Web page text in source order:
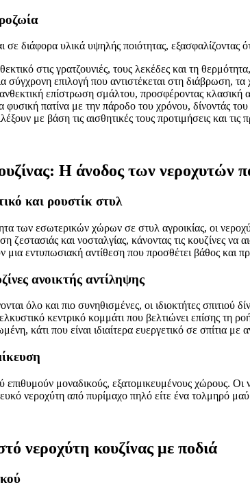
σε διάφορα υλικά υψηλής ποιότητας,
στις γρατζουνιές, τους λεκέδες και τη
σύγχρονη επιλογή που αντιστέκεται στη διάβρωση, τα
ανθεκτική επίστρωση σμάλτου, προσφέροντας κλασική
φυσική πατίνα με την πάροδο του χρόνου, δίνοντάς
με βάση τις αισθητικές τους προτιμήσεις και τις
Η άνοδος των νεροχυτών
και ρουστίκ στυλ
των εσωτερικών χώρων σε στυλ αγροικίας, οι
ζεστασιάς και νοσταλγίας, κάνοντας τις κουζίνες
εντυπωσιακή αντίθεση που προσθέτει βάθος και
ανοικτής αντίληψης
όλο και πιο συνηθισμένες, οι ιδιοκτήτες
κεντρικό κομμάτι που βελτιώνει επίσης
κάτι που είναι ιδιαίτερα ευεργετικό σε σπίτια με
επιθυμούν μοναδικούς, εξατομικευμένους χώρους.
νεροχύτη από πυρίμαχο πηλό είτε ένα τολμηρό
νεροχύτη κουζίνας με ποδιά